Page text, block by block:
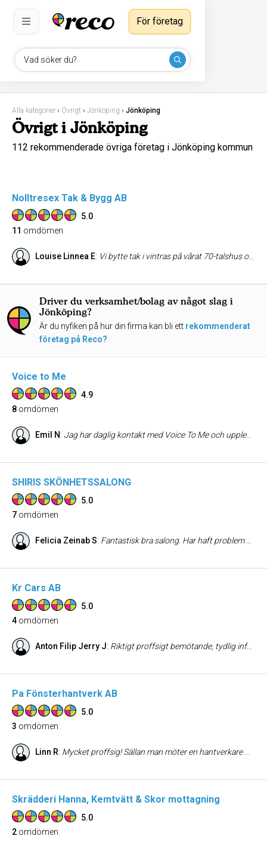
Vad söker du?
För företag
Alla kategorier › Övrigt › Jönköping › Jönköping
Övrigt i Jönköping
112 rekommenderade övriga företag i Jönköping kommun
Nolltresex Tak & Bygg AB
5.0
11 omdömen
Louise Linnea E: Vi bytte tak i vintras på vårat 70-talshus och är så nöjda, både med slutresultatet och bemötandet av samtliga på företaget. Vi är så nöjda att vi anlitat dom igen, till hösten får vi fönstren utbytta av samma gäng. Kan varmt rekommendera!
Driver du verksamhet/bolag av något slag i
Jönköping?
Är du nyfiken på hur din firma kan bli ett rekommenderat
företag på Reco?
Voice to Me
4.9
8 omdömen
Emil N: Jag har daglig kontakt med Voice To Me och upplever alltid ett professionellt och tryggt bemötande. De lever dessutom alltid upp till mina förväntningar och är en pålitlig samarbetspartner
SHIRIS SKÖNHETSSALONG
5.0
7 omdömen
Felicia Zeinab S: Fantastisk bra salong. Har haft problem med min hy i många år och nu äntligen är en bra, tack vare otroliga behandlingar gjorda av Farideh. Kan starkt rekommendera detta ställe.
Kr Cars AB
5.0
4 omdömen
Anton Filip Jerry J: Riktigt proffsigt bemötande, tydlig info och hjälpsam. Dessutom väldigt trevlig, rekommenderar starkt!
Pa Fönsterhantverk AB
5.0
3 omdömen
Linn R: Mycket proffsig! Sällan man möter en hantverkare med sådant driv och kärlek till sitt yrke idag.
Skrädderi Hanna, Kemtvätt & Skor mottagning
5.0
2 omdömen